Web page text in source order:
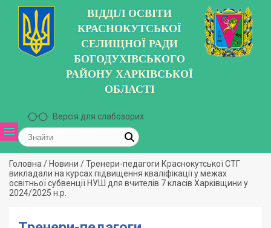
ВІДДІЛ ОСВІТИ
КРАСНОКУТСЬКОЇ
СЕЛИЩНОЇ РАДИ
БОГОДУХІВСЬКОГО
РАЙОНУ ХАРКІВСЬКОЇ
ОБЛАСТІ
Версія для слабозорих
Головна / Новини /Тренери-педагоги Краснокутської СТГ
викладали на курсах підвищення кваліфікації у межах
освітньої субвенції НУШ для вчителів 7 класів Харківщини у
2024/2025 н.р.